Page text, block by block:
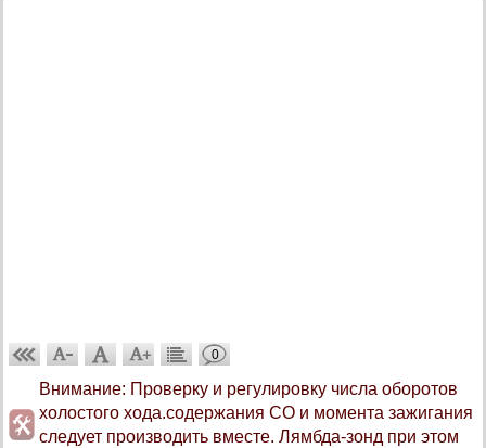
0
Внимание: Проверку и регулировку числа оборотов
холостого хода.содержания CO и момента зажигания
следует производить вместе. Лямбда-зонд при этом